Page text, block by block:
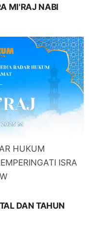
MI'RAJ NABI
HUKUM
ISRA
DAN TAHUN